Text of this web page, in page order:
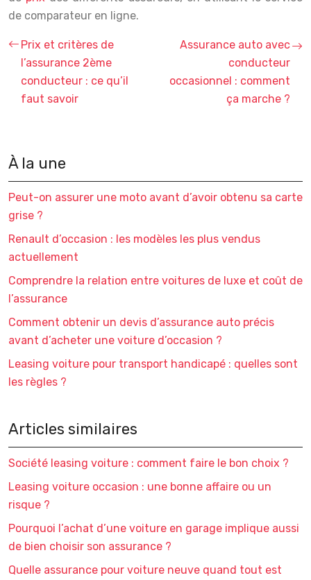
de comparateur en ligne.
Prix et critères de
l’assurance 2ème
conducteur : ce qu’il
faut savoir
Assurance auto avec
conducteur
occasionnel : comment
ça marche ?
À la une
Peut-on assurer une moto avant d’avoir obtenu sa carte
grise ?
Renault d’occasion : les modèles les plus vendus
actuellement
Comprendre la relation entre voitures de luxe et coût de
l’assurance
Comment obtenir un devis d’assurance auto précis
avant d’acheter une voiture d’occasion ?
Leasing voiture pour transport handicapé : quelles sont
les règles ?
Articles similaires
Société leasing voiture : comment faire le bon choix ?
Leasing voiture occasion : une bonne affaire ou un
risque ?
Pourquoi l’achat d’une voiture en garage implique aussi
de bien choisir son assurance ?
Quelle assurance pour voiture neuve quand tout est